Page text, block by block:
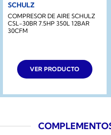
SCHULZ
COMPRESOR DE AIRE SCHULZ
CSL-30BR 7.5HP 350L 12BAR
30CFM
VER PRODUCTO